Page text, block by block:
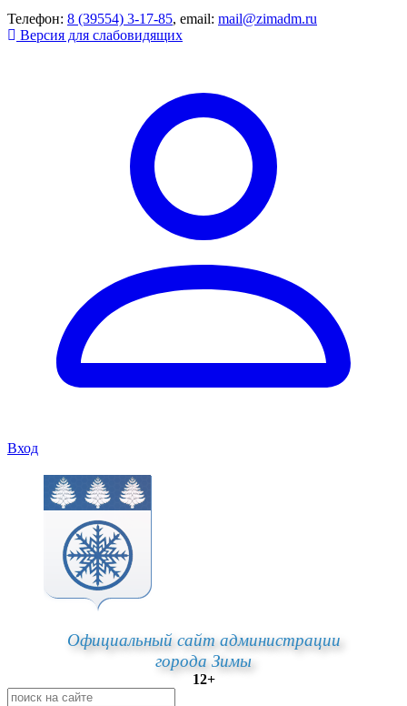
Телефон: 8 (39554) 3-17-85, email: mail@zimadm.ru
Версия для слабовидящих
Вход
Официальный сайт администрации
города Зимы
12+